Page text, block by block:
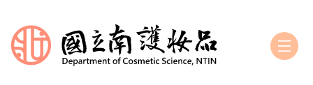
跳到主要內容